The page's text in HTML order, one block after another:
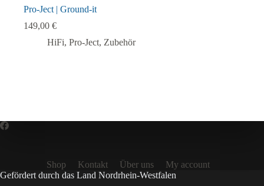
Pro-Ject | Ground-it
149,00 €
HiFi, Pro-Ject, Zubehör
Shop Kontakt Über uns
My account
Gefördert durch das Land Nordrhein-Westfalen